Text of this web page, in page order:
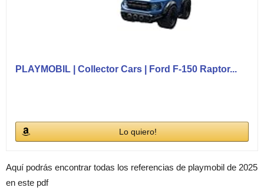
PLAYMOBIL | Collector Cars | Ford F-150 Raptor...
Lo quiero!
Aquí podrás encontrar todas los referencias de playmobil de 2025
en este pdf